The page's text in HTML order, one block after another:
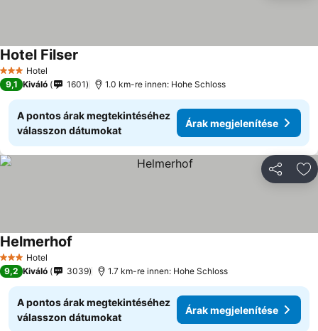
3 Kategória
Hotel
Hotel Filser
9,1 Kiváló 1601 1.0 km-re innen: Hohe Schloss
A pontos árak megtekintéséhez
válasszon dátumokat
Árak megjelenítése
3 Kategória
Hotel
Helmerhof
9,2 Kiváló 3039 1.7 km-re innen: Hohe Schloss
A pontos árak megtekintéséhez
válasszon dátumokat
Árak megjelenítése